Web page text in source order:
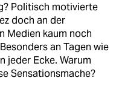
Politisch motivierte
doch an der
Medien kaum noch
an Tagen wie
jeder Ecke. Warum
Sensationsmache?